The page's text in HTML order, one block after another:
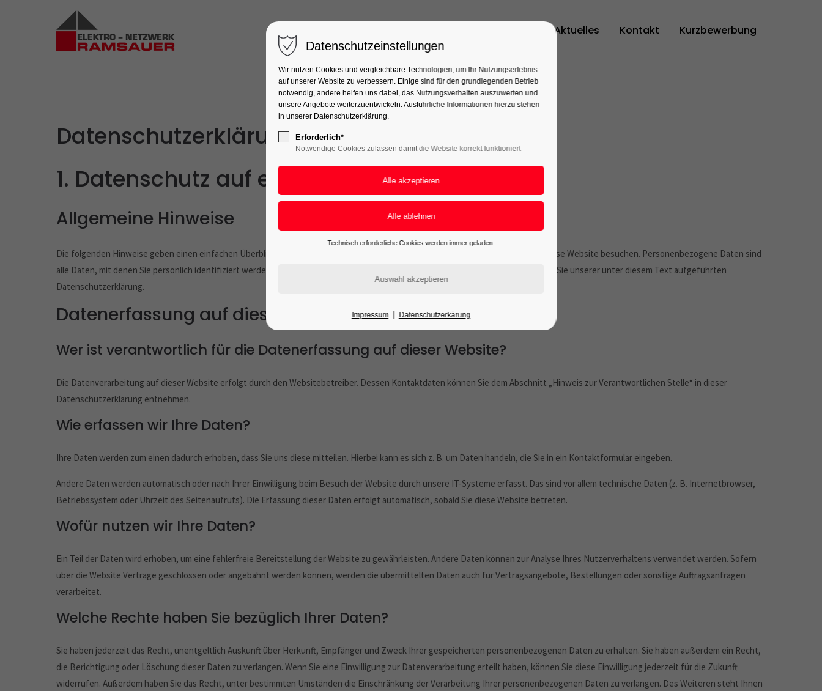
Aktuelles Kontakt Kurzbewerbung
Datenschutz­erklärung
1. Datenschutz auf einen Blick
Allgemeine Hinweise
Die folgenden Hinweise geben einen einfachen Überblick darüber, was mit Ihren personenbezogenen Daten passiert, wenn Sie diese Website besuchen. Personenbezogene Daten sind
alle Daten, mit denen Sie persönlich identifiziert werden können. Ausführliche Informationen zum Thema Datenschutz entnehmen Sie unserer unter diesem Text aufgeführten
Datenschutzerklärung.
Datenerfassung auf dieser Website
Wer ist verantwortlich für die Datenerfassung auf dieser Website?
Die Datenverarbeitung auf dieser Website erfolgt durch den Websitebetreiber. Dessen Kontaktdaten können Sie dem Abschnitt „Hinweis zur Verantwortlichen Stelle“ in dieser
Datenschutzerklärung entnehmen.
Wie erfassen wir Ihre Daten?
Ihre Daten werden zum einen dadurch erhoben, dass Sie uns diese mitteilen. Hierbei kann es sich z. B. um Daten handeln, die Sie in ein Kontaktformular eingeben.
Andere Daten werden automatisch oder nach Ihrer Einwilligung beim Besuch der Website durch unsere IT-Systeme erfasst. Das sind vor allem technische Daten (z. B. Internetbrowser,
Betriebssystem oder Uhrzeit des Seitenaufrufs). Die Erfassung dieser Daten erfolgt automatisch, sobald Sie diese Website betreten.
Wofür nutzen wir Ihre Daten?
Ein Teil der Daten wird erhoben, um eine fehlerfreie Bereitstellung der Website zu gewährleisten. Andere Daten können zur Analyse Ihres Nutzerverhaltens verwendet werden. Sofern
über die Website Verträge geschlossen oder angebahnt werden können, werden die übermittelten Daten auch für Vertragsangebote, Bestellungen oder sonstige Auftragsanfragen
verarbeitet.
Welche Rechte haben Sie bezüglich Ihrer Daten?
Sie haben jederzeit das Recht, unentgeltlich Auskunft über Herkunft, Empfänger und Zweck Ihrer gespeicherten personenbezogenen Daten zu erhalten. Sie haben außerdem ein Recht,
die Berichtigung oder Löschung dieser Daten zu verlangen. Wenn Sie eine Einwilligung zur Datenverarbeitung erteilt haben, können Sie diese Einwilligung jederzeit für die Zukunft
widerrufen. Außerdem haben Sie das Recht, unter bestimmten Umständen die Einschränkung der Verarbeitung Ihrer personenbezogenen Daten zu verlangen. Des Weiteren steht Ihnen
Datenschutzeinstellungen
Wir nutzen Cookies und vergleichbare Technologien, um Ihr Nutzungserlebnis
auf unserer Website zu verbessern. Einige sind für den grundlegenden Betrieb
notwendig, andere helfen uns dabei, das Nutzungsverhalten auszuwerten und
unsere Angebote weiterzuentwickeln. Ausführliche Informationen hierzu stehen
in unserer Datenschutzerklärung.
Erforderlich*
Notwendige Cookies zulassen damit die Website korrekt funktioniert
Technisch erforderliche Cookies werden immer geladen.
Impressum Datenschutzerkärung